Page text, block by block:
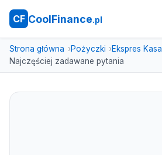
CF CoolFinance.pl
Strona główna Pożyczki
Ekspres Kasa
Najczęściej zadawane pytania